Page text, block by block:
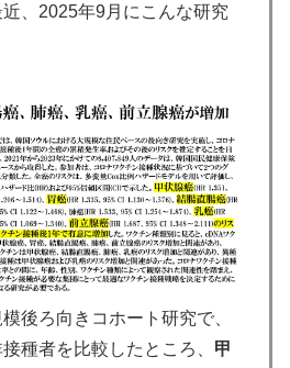
、2025年9月にこんな研究
後ろ向きコホート研究で、
種者を比較したところ、 甲